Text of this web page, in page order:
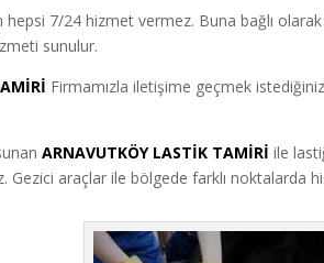
hepsi 7/24 hizmet vermez. Buna bağlı
sunulur.
Firmamızla iletişime geçmek
ARNAVUTKÖY LASTİK TAMİRİ ile
Gezici araçlar ile bölgede farklı noktalarda